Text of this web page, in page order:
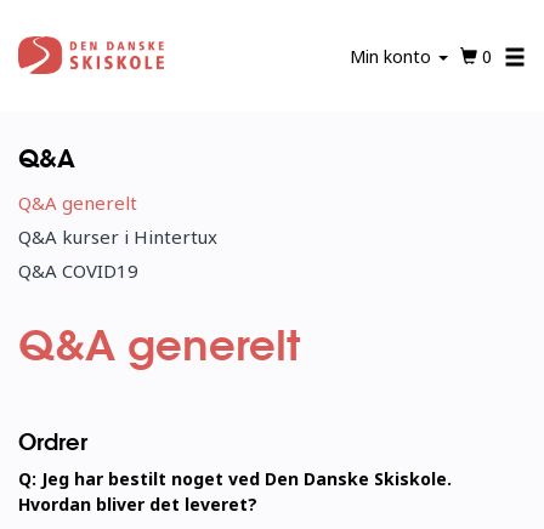
hovedindhold
Min konto 0
Q&A
Q&A generelt
Q&A kurser i Hintertux
Q&A COVID19
Q&A generelt
Ordrer
Q: Jeg har bestilt noget ved Den Danske Skiskole.
Hvordan bliver det leveret?